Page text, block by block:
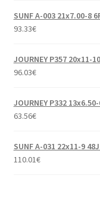
SUNF A-003 21x7.00-8
93.33€
JOURNEY P357 20x11-
96.03€
JOURNEY P332
63.56€
SUNF A-031 22x11-9
110.01€